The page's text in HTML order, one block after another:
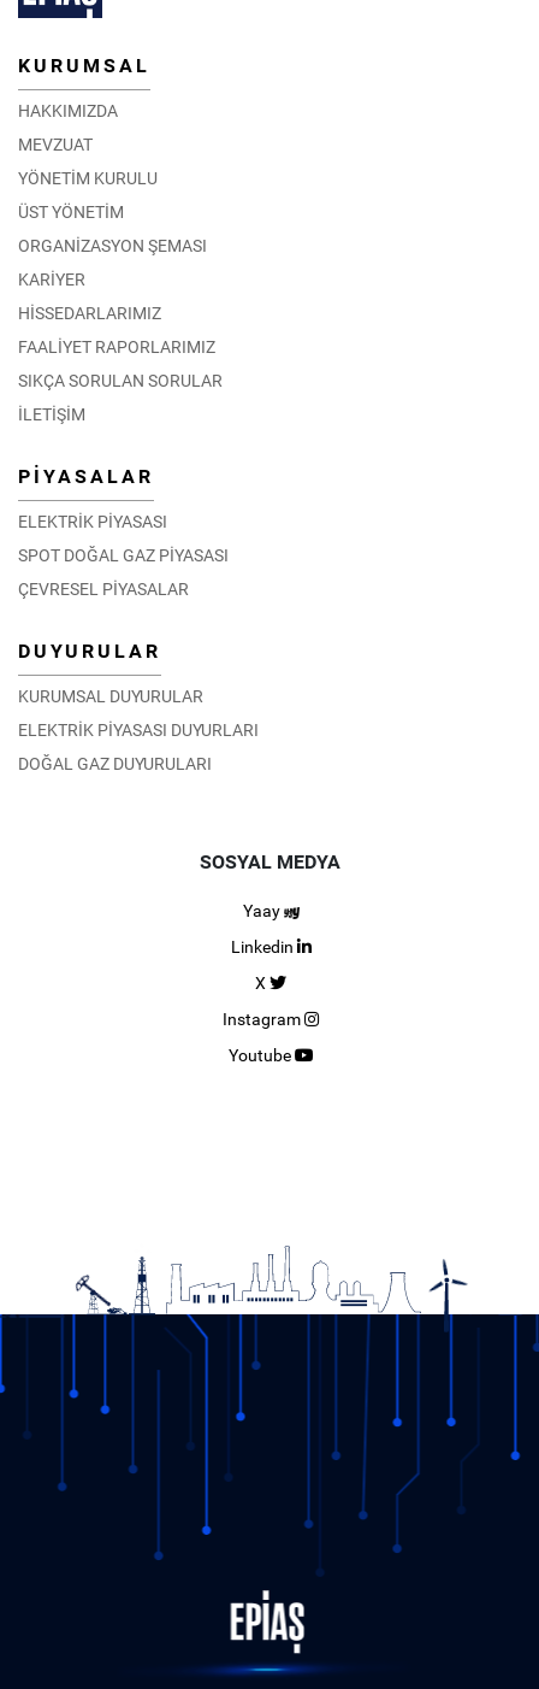
KURUMSAL
HAKKIMIZDA
MEVZUAT
YÖNETİM KURULU
ÜST YÖNETİM
ORGANİZASYON ŞEMASI
KARİYER
HİSSEDARLARIMIZ
FAALİYET RAPORLARIMIZ
SIKÇA SORULAN SORULAR
İLETİŞİM
PİYASALAR
ELEKTRİK PİYASASI
SPOT DOĞAL GAZ PİYASASI
ÇEVRESEL PİYASALAR
DUYURULAR
KURUMSAL DUYURULAR
ELEKTRİK PİYASASI DUYURLARI
DOĞAL GAZ DUYURULARI
SOSYAL MEDYA
Yaay
Linkedin
X
Instagram
Youtube